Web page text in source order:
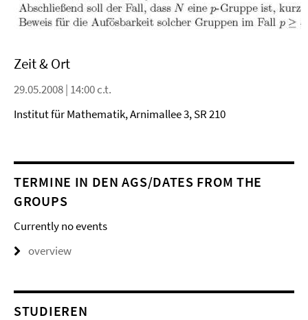
Zeit & Ort
29.05.2008 | 14:00 c.t.
Institut für Mathematik, Arnimallee 3, SR 210
TERMINE IN DEN AGS/DATES FROM THE
GROUPS
Currently no events
overview
STUDIEREN